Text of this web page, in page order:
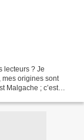
lecteurs ? Je
mes origines sont
Malgache ; c’est